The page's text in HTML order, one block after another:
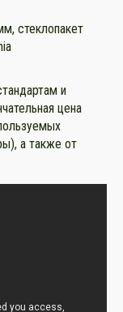
стеклопакет
и
цена
а также от